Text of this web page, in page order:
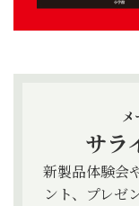
メ
サラ
新製品体験会
ント、プレゼ